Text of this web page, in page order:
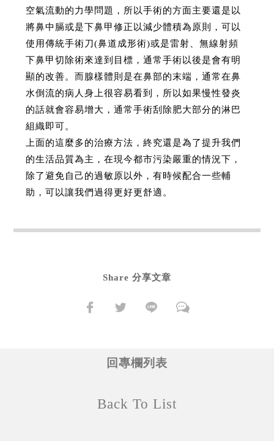
空氣流動的力學問題，所以手術的方面主要還是以
將鼻中膈或是下鼻甲修正以減少體積為原則，可以
使用傳統手術刀(鼻道成形術)或是雷射、無線射頻
下鼻甲切除術來達到目標，通常手術以後是會有明
顯的改善。而腺樣體則是在鼻部的末端，通常在鼻
水倒流的病人身上很容易看到，所以如果慢性發炎
的話就會容易增大，通常手術刮除肥大部分的淋巴
組織即可。
上面的這麼多的治療方法，終究還是為了提升我們
的生活品質為主，在現今都市污染嚴重的情況下，
除了避免自己的過敏原以外，有時候配合一些輔
助，可以讓我們過得更好更舒適。
Share 分享文章
回專欄列表
Back To List